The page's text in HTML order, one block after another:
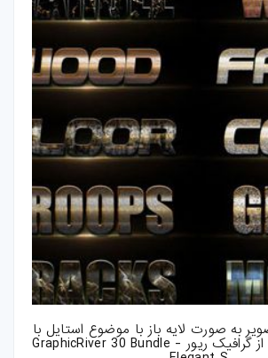
عدد تصویر به صورت لایه باز با موضوع استایل با
افکت های متنوع از گرافیک ریور - GraphicRiver 30 Bundle